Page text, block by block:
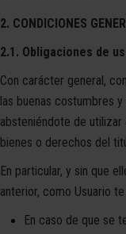
2. CONDICIONES
2.1. Obligaciones de
Con carácter general,
las buenas costumbres
absteniéndote de
bienes o derechos del
En particular, y sin que
anterior, como Usuario
En caso de que se